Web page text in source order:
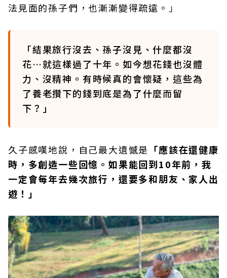
法見面的孫子們，也漸漸變得疏遠。」
「結果旅行沒去、孫子沒見、什麼都沒
花…就這樣過了十年。如今想花錢也沒體
力、沒精神。有時候真的會懷疑，這些為
了養老攢下的錢到底是為了什麼而留
下？」
久子感嘆地說，自己最大遺憾是 「應該在還健康
時，多創造一些回憶。如果能回到10年前，我
一定會每年去幾次旅行，還要多和朋友、家人出
遊！」